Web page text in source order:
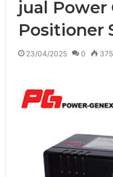
jual Power
Positioner
23/04/2025 0 375